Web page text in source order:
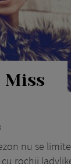
nu se
rochii